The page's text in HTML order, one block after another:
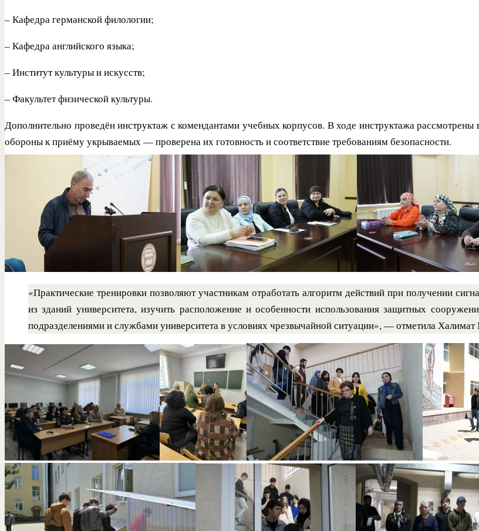
– Кафедра германской филологии;
– Кафедра английского языка;
– Институт культуры и искусств;
– Факультет физической культуры.
Дополнительно проведён инструктаж с комендантами учебных корпусов. В ходе инструктажа
обороны к приёму укрываемых — проверена их готовность и соответствие требованиям безопасности.
«Практические тренировки позволяют участникам отработать алгоритм действий при получении
из зданий университета, изучить расположение и особенности использования защитных
подразделениями и службами университета в условиях чрезвычайной ситуации», — отметила